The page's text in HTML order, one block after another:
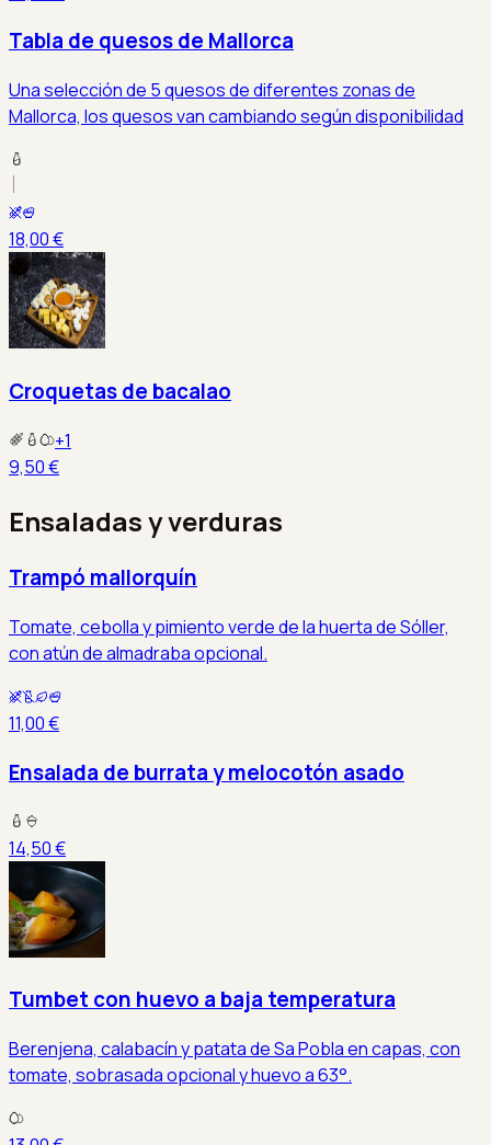
Tabla de quesos de Mallorca
Una selección de 5 quesos de diferentes zonas de
Mallorca, los quesos van cambiando según disponibilidad
18,00 €
Croquetas de bacalao
+1
9,50 €
Ensaladas y verduras
Trampó mallorquín
Tomate, cebolla y pimiento verde de la huerta de Sóller,
con atún de almadraba opcional.
11,00 €
Ensalada de burrata y melocotón asado
14,50 €
Tumbet con huevo a baja temperatura
Berenjena, calabacín y patata de Sa Pobla en capas, con
tomate, sobrasada opcional y huevo a 63°.